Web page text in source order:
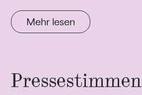
Mehr lesen
Pressestimmen